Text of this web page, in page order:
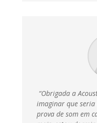
“Obrigada a
imaginar que
prova de som em